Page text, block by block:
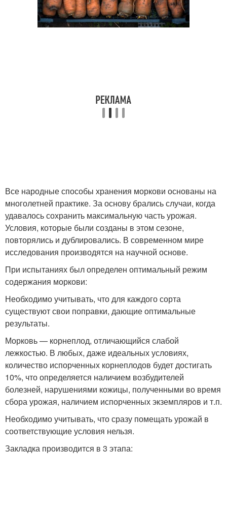
Все народные способы хранения моркови основаны на
многолетней практике. За основу брались случаи, когда
удавалось сохранить максимальную часть урожая.
Условия, которые были созданы в этом сезоне,
повторялись и дублировались. В современном мире
исследования производятся на научной основе.
При испытаниях был определен оптимальный режим
содержания моркови:
Необходимо учитывать, что для каждого сорта
существуют свои поправки, дающие оптимальные
результаты.
Морковь — корнеплод, отличающийся слабой
лежкостью. В любых, даже идеальных условиях,
количество испорченных корнеплодов будет достигать
10%, что определяется наличием возбудителей
болезней, нарушениями кожицы, полученными во время
сбора урожая, наличием испорченных экземпляров и т.п.
Необходимо учитывать, что сразу помещать урожай в
соответствующие условия нельзя.
Закладка производится в 3 этапа: